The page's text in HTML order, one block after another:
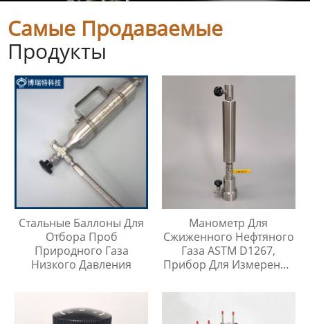
Самые Продаваемые
Продукты
Стальные Баллоны Для
Отбора Проб
Природного Газа
Низкого Давления
Манометр Для
Сжиженного Нефтяного
Газа ASTM D1267,
Прибор Для Измерения